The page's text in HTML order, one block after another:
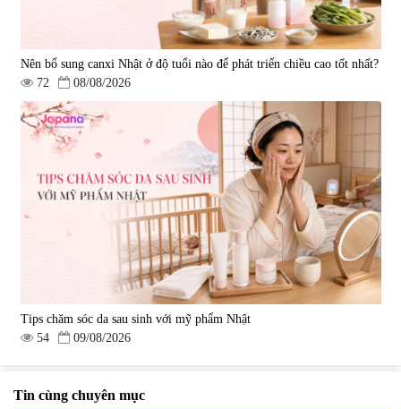
Nên bổ sung canxi Nhật ở độ tuổi nào để phát triển chiều cao tốt nhất?
72
08/08/2026
Tips chăm sóc da sau sinh với mỹ phẩm Nhật
54
09/08/2026
Tin cùng chuyên mục